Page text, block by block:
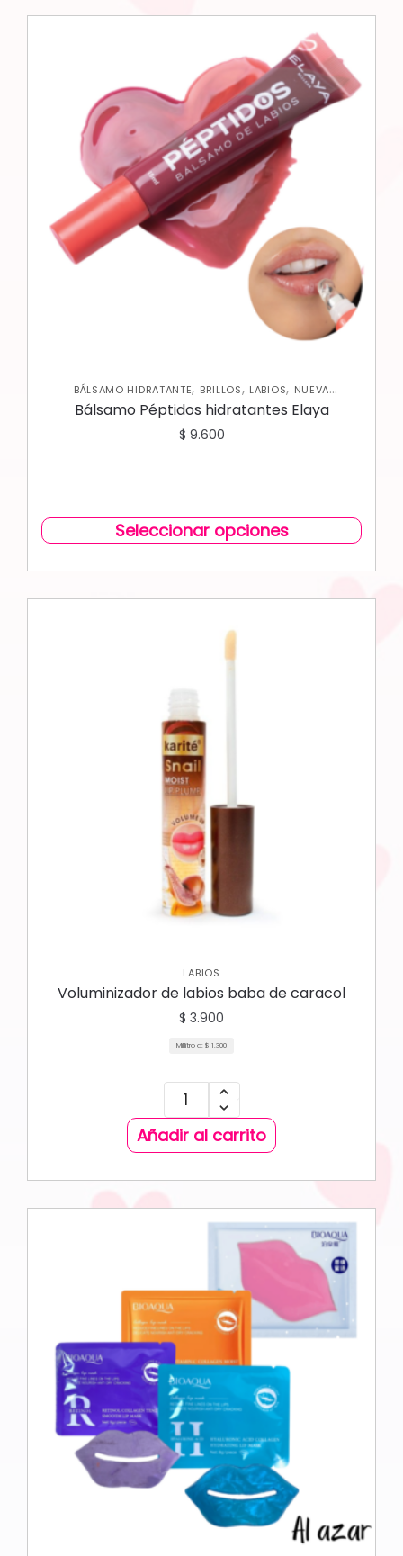
BÁLSAMO HIDRATANTE, BRILLOS, LABIOS, NUEVA
COLECCIÓN
Bálsamo Péptidos hidratantes Elaya
$ 9.600
Seleccionar opciones
LABIOS
Voluminizador de labios baba de caracol
$ 3.900
Mililitro a: $ 1.300
Añadir al carrito